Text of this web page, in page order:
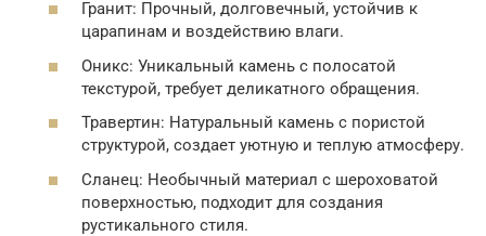
Гранит: Прочный, долговечный, устойчив к
царапинам и воздействию влаги.
Оникс: Уникальный камень с полосатой
текстурой, требует деликатного обращения.
Травертин: Натуральный камень с пористой
структурой, создает уютную и теплую атмосферу.
Сланец: Необычный материал с шероховатой
поверхностью, подходит для создания
рустикального стиля.